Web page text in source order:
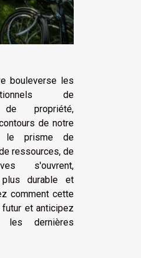
bouleverse les
de
propriété,
de notre
le prisme de
ressources, de
s'ouvrent,
durable et
comment cette
futur et anticipez
les dernières